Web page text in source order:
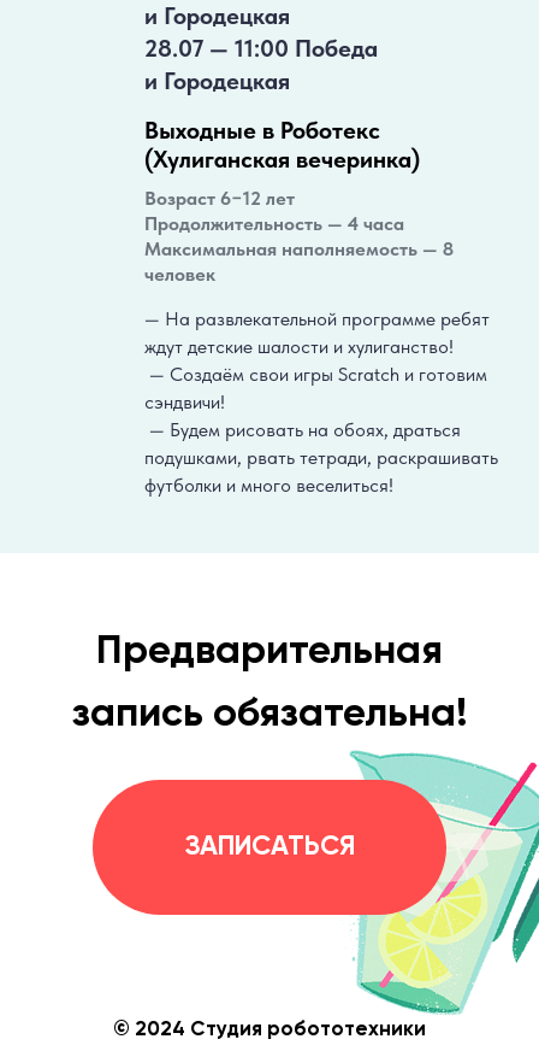
и Городецкая
28.07 — 11:00 Победа
и Городецкая
Выходные в Роботекс
(Хулиганская вечеринка)
Возраст 6−12 лет
Продолжительность — 4 часа
Максимальная наполняемость — 8
человек
— На развлекательной программе ребят
ждут детские шалости и хулиганство!
— Создаём свои игры Scratch и готовим
сэндвичи!
— Будем рисовать на обоях, драться
подушками, рвать тетради, раскрашивать
футболки и много веселиться!